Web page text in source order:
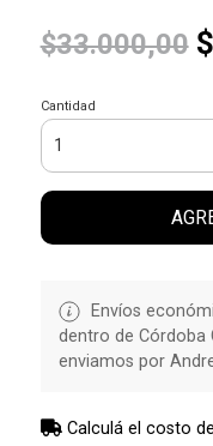
$33.000,00
Cantidad
Envíos
dentro de Córdoba
enviamos por
Calculá el costo